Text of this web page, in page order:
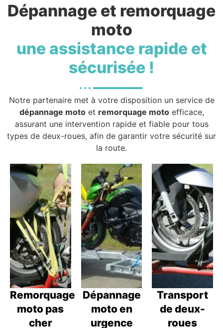
Dépannage et remorquage
moto
une assistance rapide et
sécurisée !
Notre partenaire met à votre disposition un service de
dépannage motoet remorquage motoefficace,
assurant une intervention rapide et fiable pour tous
types de deux-roues, afin de garantir votre sécurité sur
la route.
Remorquage
moto pas
cher
Dépannage
moto en
urgence
Transport
de deux-
roues